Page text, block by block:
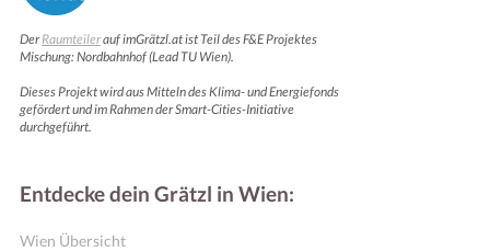
DerRaumteilerauf imGrätzl.at ist Teil des F&E Projektes
Mischung: Nordbahnhof (Lead TU Wien).
Dieses Projekt wird aus Mitteln des Klima- und Energiefonds
gefördert und im Rahmen der Smart-Cities-Initiative
durchgeführt.
Entdecke dein Grätzl in Wien:
Wien Übersicht